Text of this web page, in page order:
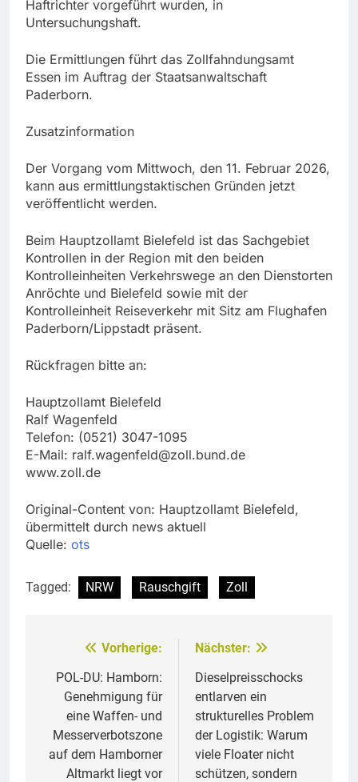
Haftrichter vorgeführt wurden, in
Untersuchungshaft.
Die Ermittlungen führt das Zollfahndungsamt
Essen im Auftrag der Staatsanwaltschaft
Paderborn.
Zusatzinformation
Der Vorgang vom Mittwoch, den 11. Februar 2026,
kann aus ermittlungstaktischen Gründen jetzt
veröffentlicht werden.
Beim Hauptzollamt Bielefeld ist das Sachgebiet
Kontrollen in der Region mit den beiden
Kontrolleinheiten Verkehrswege an den Dienstorten
Anröchte und Bielefeld sowie mit der
Kontrolleinheit Reiseverkehr mit Sitz am Flughafen
Paderborn/Lippstadt präsent.
Rückfragen bitte an:
Hauptzollamt Bielefeld
Ralf Wagenfeld
Telefon: (0521) 3047-1095
E-Mail: ralf.wagenfeld@zoll.bund.de
www.zoll.de
Original-Content von: Hauptzollamt Bielefeld,
übermittelt durch news aktuell
Quelle: ots
Tagged: NRW Rauschgift Zoll
Beitragsnavigation
Vorherige:
POL-DU: Hamborn:
Genehmigung für
eine Waffen- und
Messerverbotszone
auf dem Hamborner
Altmarkt liegt vor
Nächster:
Dieselpreisschocks
entlarven ein
strukturelles Problem
der Logistik: Warum
viele Floater nicht
schützen, sondern